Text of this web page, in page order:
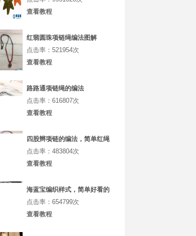
查看教程
红翡圆珠项链绳编法图解
点击率：521954次
查看教程
路路通项链绳的编法
点击率：616807次
查看教程
四股辫项链的编法，简单红绳
项链教程图解
点击率：483804次
查看教程
海蓝宝编织样式，简单好看的
项链绳做法
点击率：654799次
查看教程